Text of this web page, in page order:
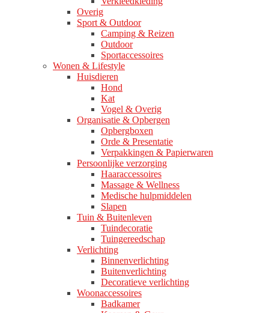
Overig
Sport & Outdoor
Camping & Reizen
Outdoor
Sportaccessoires
Wonen & Lifestyle
Huisdieren
Hond
Kat
Vogel & Overig
Organisatie & Opbergen
Opbergboxen
Orde & Presentatie
Verpakkingen & Papierwaren
Persoonlijke verzorging
Haaraccessoires
Massage & Wellness
Medische hulpmiddelen
Slapen
Tuin & Buitenleven
Tuindecoratie
Tuingereedschap
Verlichting
Binnenverlichting
Buitenverlichting
Decoratieve verlichting
Woonaccessoires
Badkamer